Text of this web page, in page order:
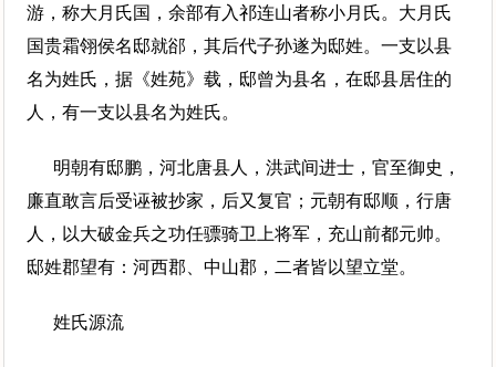
游，称大月氏国，余部有入祁连山者称小月氏。大月氏
国贵霜翎侯名邸就郤，其后代子孙遂为邸姓。一支以县
名为姓氏，据《姓苑》载，邸曾为县名，在邸县居住的
人，有一支以县名为姓氏。
明朝有邸鹏，河北唐县人，洪武间进士，官至御史，
廉直敢言后受诬被抄家，后又复官；元朝有邸顺，行唐
人，以大破金兵之功任骠骑卫上将军，充山前都元帅。
邸姓郡望有：河西郡、中山郡，二者皆以望立堂。
姓氏源流